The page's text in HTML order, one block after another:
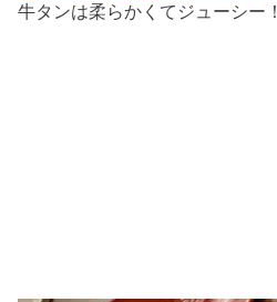
牛タンは柔らかくてジューシー！